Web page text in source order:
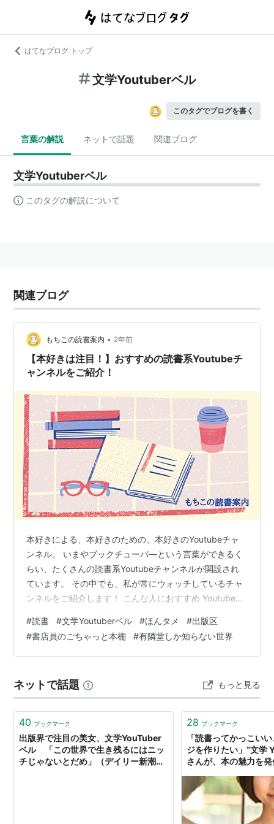
はてなブログ トップ
文学Youtuberベル
このタグでブログを書く
言葉の解説 ネットで話題 関連ブログ
文学Youtuberベル
このタグの解説について
関連ブログ
もちこの読書案内 • 2年前
【本好きは注目！】おすすめの読書系Youtubeチ
ャンネルをご紹介！
本好きによる、本好きのための、本好きのYoutubeチャ
ンネル。 いまやブックチューバ―という言葉ができるく
らい、たくさんの読書系Youtubeチャンネルが開設され
ています。 その中でも、私が常にウォッチしているチャ
ンネルをご紹介します！ こんな人におすすめ Youtubeで
方 誰かのおすすめ本を読みたい方 文学Youtuberベル チ
ャンネル紹介 おすすめポイント ほんタメ チャンネル紹
介 おすすめポイント 出版区 チャンネル紹介 おすすめポ
ント （おまけ）有隣堂しか知らない世界 チャン…
#読書 #文学Youtuberベル #ほんタメ #出版区
#書店員のごちゃっと本棚 #有隣堂しか知らない世界
ネットで話題 もっと見る
40 ブックマーク
出版界で注目の美女、文学YouTuber
ベル 「この世界で生き残るにはニッ
チじゃないとだめ」（デイリー新潮）
28 ブックマーク
「読書ってかっこい
ジを作りたい」“文学
さんが、本の魅力を